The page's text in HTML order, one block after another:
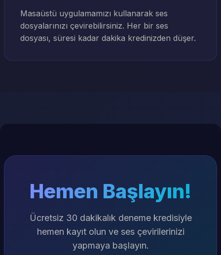
Masaüstü uygulamamızı kullanarak ses
dosyalarınızı çevirebilirsiniz. Her bir ses
dosyası, süresi kadar dakika kredinizden düşer.
Hemen Başlayın!
Ücretsiz 30 dakikalık deneme kredisiyle
hemen kayıt olun ve ses çevirilerinizi
yapmaya başlayın.